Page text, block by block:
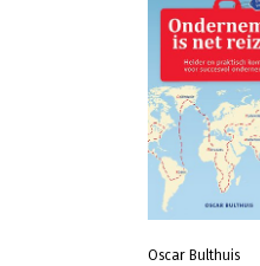
Oscar Bulthuis